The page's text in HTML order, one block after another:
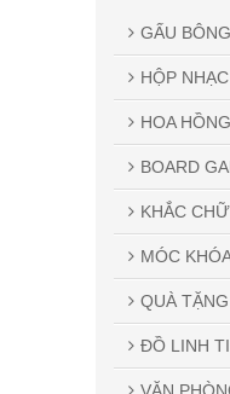
GẤU
HỘP
HOA
BOARD
KHẮC
MÓC
QUÀ
ĐỒ LINH
VĂN